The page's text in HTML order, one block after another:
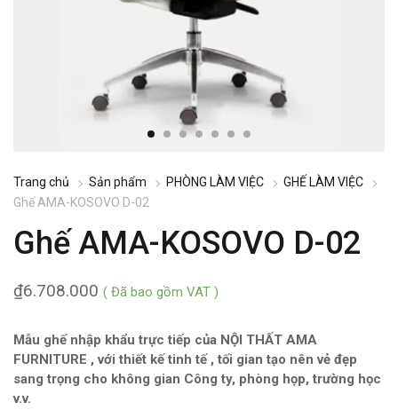
Trang chủ Sản phẩm PHÒNG LÀM VIỆC
GHẾ LÀM VIỆC
Ghế AMA-KOSOVO D-02
Ghế AMA-KOSOVO D-02
6.708.000
₫ ( Đã bao gồm VAT )
Mẫu ghế nhập khẩu trực tiếp của NỘI THẤT AMA
FURNITURE , với thiết kế tinh tế , tối gian tạo nên vẻ đẹp
sang trọng cho không gian Công ty, phòng họp, trường học
v.v.